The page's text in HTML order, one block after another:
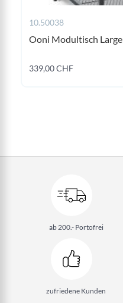
10.50038
Ooni Modultisch Large
339,00 CHF
ab 200.- Portofrei
zufriedene Kunden